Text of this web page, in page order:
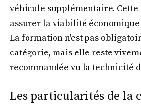
véhicule supplémentaire. Cette
assurer la viabilité
La formation n'est pas
catégorie, mais elle reste
recommandée vu la technicité
Les particularités de la